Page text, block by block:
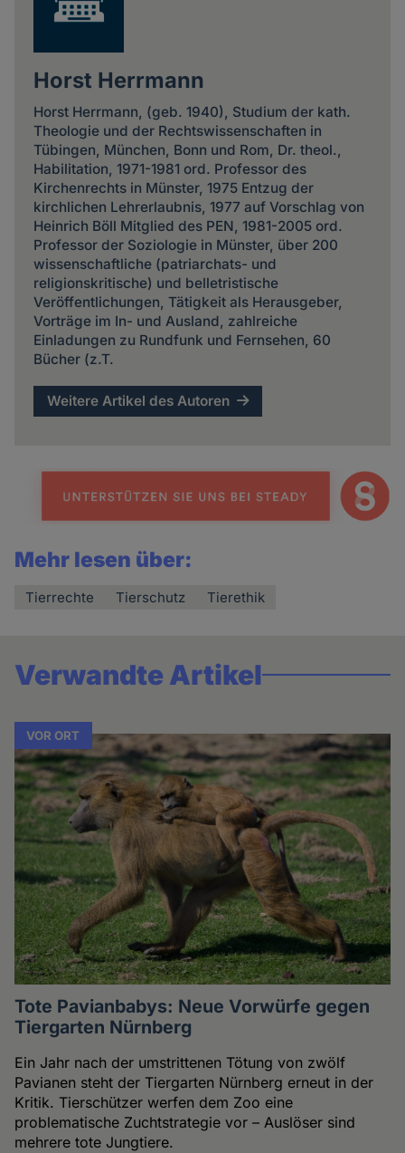
Horst Herrmann
Horst Herrmann, (geb. 1940), Studium der kath.
Theologie und der Rechtswissenschaften in
Tübingen, München, Bonn und Rom, Dr. theol.,
Habilitation, 1971-1981 ord. Professor des
Kirchenrechts in Münster, 1975 Entzug der
kirchlichen Lehrerlaubnis, 1977 auf Vorschlag von
Heinrich Böll Mitglied des PEN, 1981-2005 ord.
Professor der Soziologie in Münster, über 200
wissenschaftliche (patriarchats- und
religionskritische) und belletristische
Veröffentlichungen, Tätigkeit als Herausgeber,
Vorträge im In- und Ausland, zahlreiche
Einladungen zu Rundfunk und Fernsehen, 60
Bücher (z.T.
Weitere Artikel des Autoren
Mehr lesen über:
Tierrechte Tierschutz Tierethik
Verwandte Artikel
VOR ORT
Tote Pavianbabys: Neue Vorwürfe gegen
Tiergarten Nürnberg
Ein Jahr nach der umstrittenen Tötung von zwölf
Pavianen steht der Tiergarten Nürnberg erneut in der
Kritik. Tierschützer werfen dem Zoo eine
problematische Zuchtstrategie vor – Auslöser sind
mehrere tote Jungtiere.